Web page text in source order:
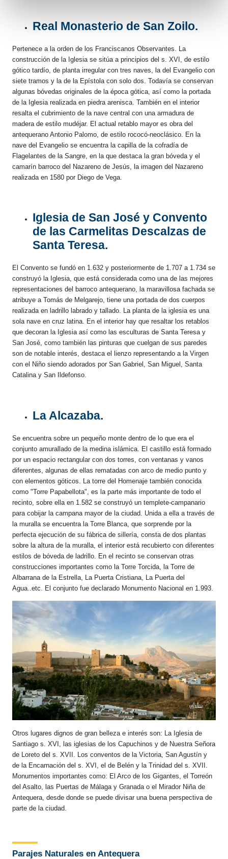
Real Monasterio de San Zoilo.
Pertenece a la orden de los Franciscanos Observantes. La
construcción de la Iglesia se sitúa a principios del s. XVI, de estilo
gótico tardío, de planta irregular con tres naves, la del Evangelio con
siete tramos y la de la Epístola con solo dos. Todavía se conservan
algunas bóvedas originales de la época gótica, así como la portada
de la Iglesia realizada en piedra arenisca. También en el interior
resalta el cubrimiento de la nave central con una armadura de
madera de estilo mudéjar. El actual retablo mayor es obra del
antequerano Antonio Palomo, de estilo rococó-neoclásico. En la
nave del Evangelio se encuentra la capilla de la cofradía de
Flagelantes de la Sangre, en la que destaca la gran bóveda y el
camarín barroco del Nazareno de Jesús, la imagen del Nazareno
realizada en 1580 por Diego de Vega.
Iglesia de San José y Convento
de las Carmelitas Descalzas de
Santa Teresa.
El Convento se fundó en 1.632 y posteriormente de 1.707 a 1.734 se
construyó la Iglesia, que está considerada como una de las mejores
representaciones del barroco antequerano, la maravillosa fachada se
atribuye a Tomás de Melgarejo, tiene una portada de dos cuerpos
realizada en ladrillo labrado y tallado. La planta de la iglesia es una
sola nave en cruz latina. En el interior hay que resaltar los retablos
que decoran la Iglesia así como las esculturas de Santa Teresa y
San José, como también las pinturas que cuelgan de sus paredes
son de notable interés, destaca el lienzo representando a la Virgen
con el Niño siendo adorados por San Gabriel, San Miguel, Santa
Catalina y San Ildefonso.
La Alcazaba.
Se encuentra sobre un pequeño monte dentro de lo que era el
conjunto amurallado de la medina islámica. El castillo está formado
por un espacio rectangular con dos torres, con ventanas y vanos
diferentes, algunas de ellas rematadas con arco de medio punto y
con elementos góticos. La torre del Homenaje también conocida
como "Torre Papabellota", es la parte más importante de todo el
recinto, sobre ella en 1.582 se construyó un templete-campanario
para cobijar la campana mayor de la ciudad. Unida a ella a través de
la muralla se encuentra la Torre Blanca, que sorprende por la
perfecta ejecución de su fábrica de sillería, consta de dos plantas
sobre la altura de la muralla, el interior está recubierto con diferentes
estilos de bóveda de ladrillo. En el recinto se conservan otras
construcciones importantes como la Torre Torcida, la Torre de
Albarrana de la Estrella, La Puerta Cristiana, La Puerta del
Agua..etc. El conjunto fue declarado Monumento Nacional en 1.993.
Otros lugares dignos de gran belleza e interés son: La Iglesia de
Santiago s. XVI, las iglesias de los Capuchinos y de Nuestra Señora
de Loreto del s. XVII. Los conventos de la Victoria, San Agustín y
de la Encarnación del s. XVI, el de Belén y la Trinidad del s. XVII.
Monumentos importantes como: El Arco de los Gigantes, el Torreón
del Asalto, las Puertas de Málaga y Granada o el Mirador Niña de
Antequera, desde donde se puede divisar una buena perspectiva de
parte de la ciudad.
Parajes Naturales en Antequera